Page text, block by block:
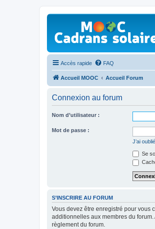
Accès rapide FAQ
Accueil MOOC Accueil Forum
Connexion au forum
Nom d’utilisateur :
Mot de passe :
J’ai
Se
S’INSCRIRE AU FORUM
Vous devez être enregistré pour vous
additionnelles aux membres du
règlement du forum.